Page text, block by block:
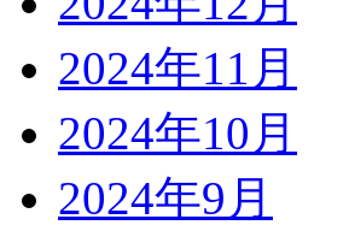
2024年11月
2024年10月
2024年9月